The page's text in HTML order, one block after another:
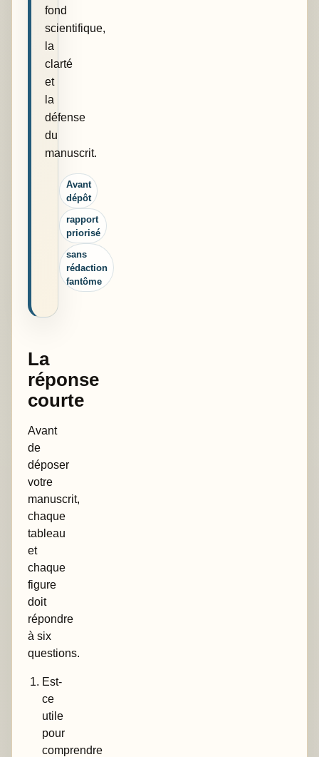
fond
scientifique,
la
clarté
et
la
défense
du
manuscrit.
Avant
dépôt
rapport
priorisé
sans
rédaction
fantôme
La
réponse
courte
Avant
de
déposer
votre
manuscrit,
chaque
tableau
et
chaque
figure
doit
répondre
à six
questions.
Est-
ce
utile
pour
comprendre